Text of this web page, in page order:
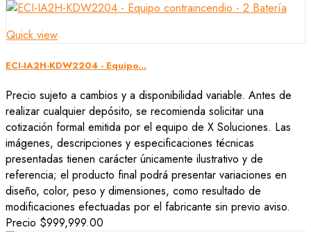
Quick view
ECI-IA2H-KDW2204 - Equipo...
Precio sujeto a cambios y a disponibilidad variable. Antes de
realizar cualquier depósito, se recomienda solicitar una
cotización formal emitida por el equipo de X Soluciones. Las
imágenes, descripciones y especificaciones técnicas
presentadas tienen carácter únicamente ilustrativo y de
referencia; el producto final podrá presentar variaciones en
diseño, color, peso y dimensiones, como resultado de
modificaciones efectuadas por el fabricante sin previo aviso.
Precio $999,999.00